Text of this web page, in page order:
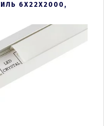
6Х22Х2000,